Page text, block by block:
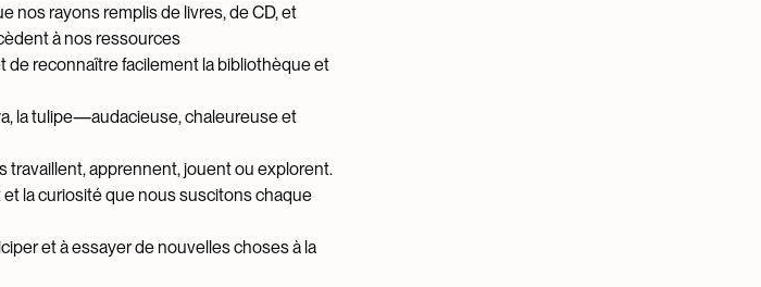
nos rayons remplis de livres, de CD, et
à nos ressources
de reconnaître facilement la bibliothèque et
la tulipe—audacieuse, chaleureuse et
travaillent, apprennent, jouent ou explorent.
la curiosité que nous suscitons chaque
et à essayer de nouvelles choses à la